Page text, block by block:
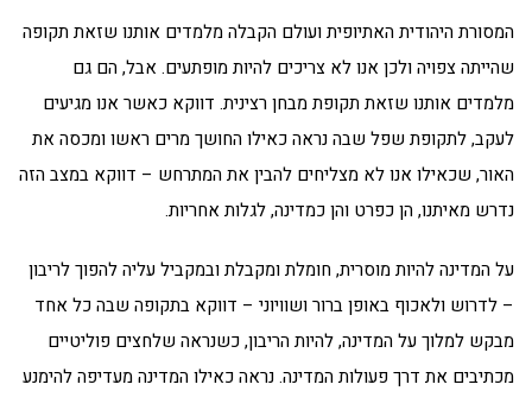
המסורת היהודית האתיופית ועולם הקבלה מלמדים אותנו שזאת תקופה
שהייתה צפויה ולכן אנו לא צריכים להיות מופתעים. אבל, הם גם
מלמדים אותנו שזאת תקופת מבחן רצינית. דווקא כאשר אנו מגיעים
לעקב, לתקופת שפל שבה נראה כאילו החושך מרים ראשו ומכסה את
האור, שכאילו אנו לא מצליחים להבין את המתרחש – דווקא במצב הזה
נדרש מאיתנו, הן כפרט והן כמדינה, לגלות אחריות.
על המדינה להיות מוסרית, חומלת ומקבלת ובמקביל עליה להפוך לריבון
– לדרוש ולאכוף באופן ברור ושוויוני – דווקא בתקופה שבה כל אחד
מבקש למלוך על המדינה, להיות הריבון, כשנראה שלחצים פוליטיים
מכתיבים את דרך פעולות המדינה. נראה כאילו המדינה מעדיפה להימנע